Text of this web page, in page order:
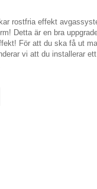
rostfria effekt
Detta är en bra
För att du ska få ut
vi att du installerar ett